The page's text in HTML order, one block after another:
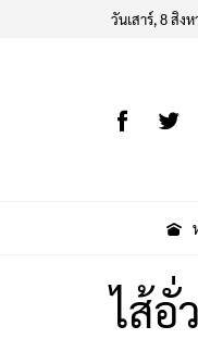
วันเสาร์, 8 สิง
ไส้อั่